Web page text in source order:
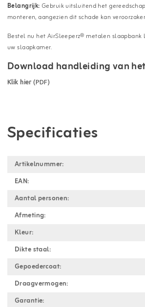
Belangrijk: Gebruik uitsluitend het
monteren, aangezien dit schade kan
Bestel nu het AirSleeperz® metalen
uw slaapkamer.
Download handleiding van
Klik hier (PDF)
Specificaties
Artikelnummer:
EAN:
Aantal personen:
Afmeting:
Kleur:
Dikte staal:
Gepoedercoat:
Draagvermogen:
Garantie: